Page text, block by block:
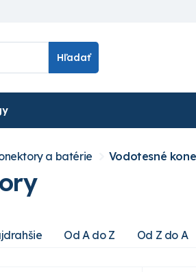
Hľadať
a batérie Vodotesné
Od A do Z Od Z do A